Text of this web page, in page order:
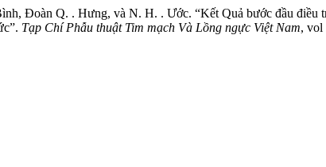
Đoàn Q. . Hưng, và N. H. . Ước. “Kết Quả bước đầu điều
Tạp Chí Phẫu thuật Tim mạch Và Lồng ngực Việt Nam, vol